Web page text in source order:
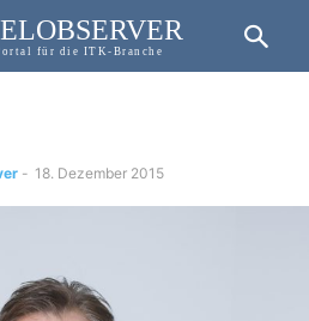
für die ITK-Branche
- 18. Dezember 2015